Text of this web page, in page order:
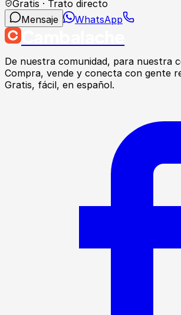
Gratis · Trato directo
Mensaje
WhatsApp
De nuestra comunidad, para nuestra
Compra, vende y conecta con gente
Gratis, fácil, en español.